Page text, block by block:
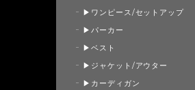
▶ワンピース/セットアップ
▶パーカー
▶ベスト
▶ジャケット/アウター
▶カーディガン